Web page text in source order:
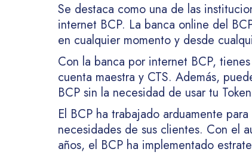
Se destaca como una de las
internet BCP. La banca online del
en cualquier momento y desde
Con la banca por internet BCP,
cuenta maestra y CTS. Además,
BCP sin la necesidad de usar tu
El BCP ha trabajado arduamente para
necesidades de sus clientes. Con el
años, el BCP ha implementado